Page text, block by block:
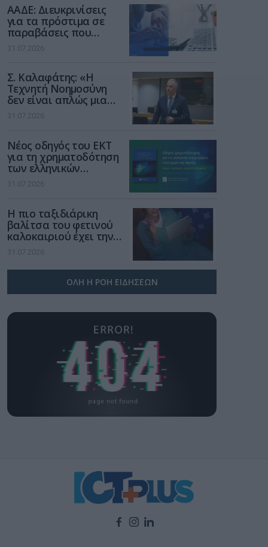
ΑΑΔΕ: Διευκρινίσεις
για τα πρόστιμα σε
παραβάσεις που
αφορούν τους ΦΗΜ
31.07.2026
Σ. Καλαφάτης: «Η
Τεχνητή Νοημοσύνη
δεν είναι απλώς μια
νέα τεχνολογία, είναι
μια νέα βιομηχανική
31.07.2026
Νέος οδηγός του ΕΚΤ
για τη χρηματοδότηση
των ελληνικών
επιχειρήσεων στον
χώρο της άμυνας
31.07.2026
Η πιο ταξιδιάρικη
βαλίτσα του φετινού
καλοκαιριού έχει την
υπογραφή της Xiaomi
31.07.2026
ΟΛΗ Η ΡΟΗ ΕΙΔΗΣΕΩΝ